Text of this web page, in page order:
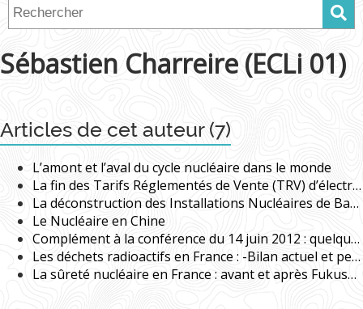
Sébastien Charreire (ECLi 01)
Articles de cet auteur (7)
L’amont et l’aval du cycle nucléaire dans le monde
La fin des Tarifs Réglementés de Vente (TRV) d’électricité
La déconstruction des Installations Nucléaires de Base (INB) par EDF, une expérience acquise depuis plus de 10 ans
Le Nucléaire en Chine
Complément à la conférence du 14 juin 2012 : quelques éléments financiers
Les déchets radioactifs en France : -Bilan actuel et perspectives
La sûreté nucléaire en France : avant et après Fukushima